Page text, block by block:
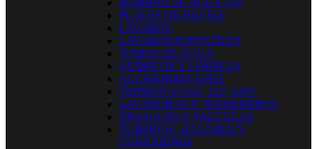
BOMBAS DE AGUA 12V
PLATOS DE DUCHA
LAVABOS
LAVABOS PORTATILES
TOMAS DE AGUA
QUIMICOS Y LIMPIEZA
ACCESORIOS ASEO
TERMOS A GAS, 12V, 220V
LAVADORAS Y TENDEDEROS
DESAGUES Y VALVULAS
TUBERIAS, RACORES Y
CONEXIONES